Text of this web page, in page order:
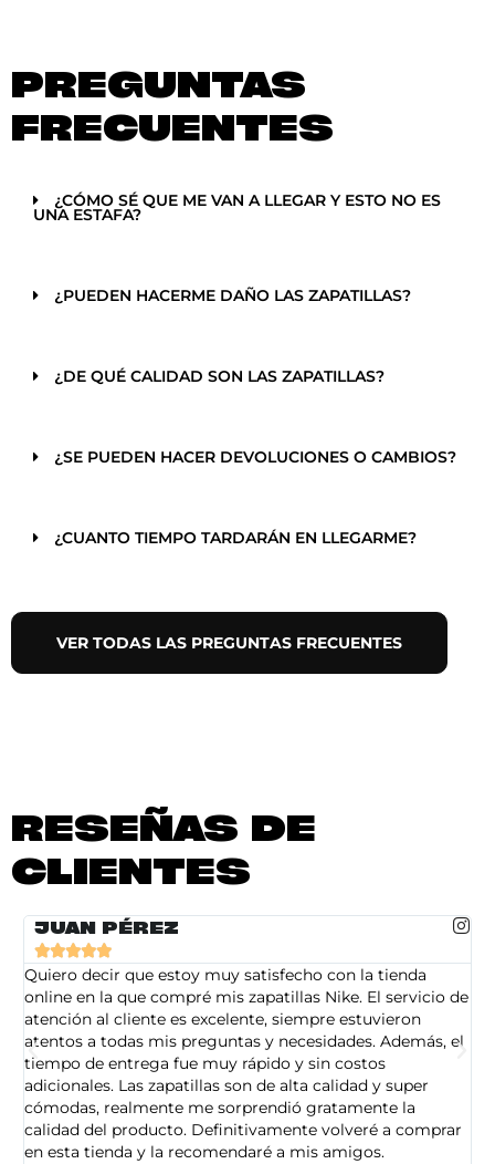
PREGUNTAS
FRECUENTES
¿CÓMO SÉ QUE ME VAN A LLEGAR Y ESTO NO ES
UNA ESTAFA?
¿PUEDEN HACERME DAÑO LAS ZAPATILLAS?
¿DE QUÉ CALIDAD SON LAS ZAPATILLAS?
¿SE PUEDEN HACER DEVOLUCIONES O CAMBIOS?
¿CUANTO TIEMPO TARDARÁN EN LLEGARME?
VER TODAS LAS PREGUNTAS FRECUENTES
RESEÑAS DE
CLIENTES
JUAN PÉREZ

Quiero decir que estoy muy satisfecho con la tienda
online en la que compré mis zapatillas Nike. El servicio de
atención al cliente es excelente, siempre estuvieron
atentos a todas mis preguntas y necesidades. Además, el
tiempo de entrega fue muy rápido y sin costos
adicionales. Las zapatillas son de alta calidad y super
cómodas, realmente me sorprendió gratamente la
calidad del producto. Definitivamente volveré a comprar
en esta tienda y la recomendaré a mis amigos.